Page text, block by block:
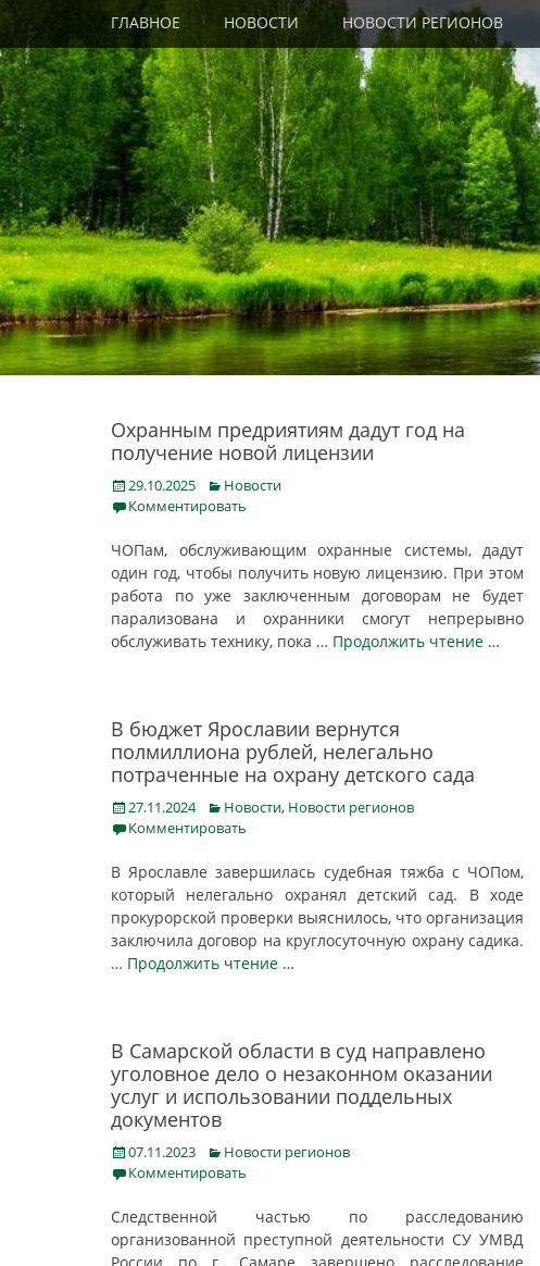
Skip
content
Primary Menu
ГЛАВНОЕ НОВОСТИ НОВОСТИ РЕГИОНОВ
Охранным предриятиям дадут год на
получение новой лицензии
Posted
on
29.10.2025 Categories
Новости
Комментировать
ЧОПам, обслуживающим охранные системы, дадут
один год, чтобы получить новую лицензию. При этом
работа по уже заключенным договорам не будет
парализована и охранники смогут непрерывно
обслуживать технику, пока … Продолжить чтение …
В бюджет Ярославии вернутся
полмиллиона рублей, нелегально
потраченные на охрану детского сада
Posted
on
27.11.2024 Categories
Новости, Новости регионов
Комментировать
В Ярославле завершилась судебная тяжба с ЧОПом,
который нелегально охранял детский сад. В ходе
прокурорской проверки выяснилось, что организация
заключила договор на круглосуточную охрану садика.
… Продолжить чтение …
В Самарской области в суд направлено
уголовное дело о незаконном оказании
услуг и использовании поддельных
документов
Posted
on
07.11.2023 Categories
Новости регионов
Комментировать
Следственной частью по расследованию
организованной преступной деятельности СУ УМВД